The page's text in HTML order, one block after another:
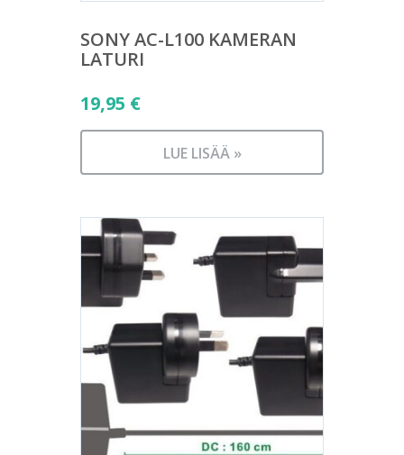
SONY AC-L100 KAMERAN
LATURI
19,95 €
LUE LISÄÄ »